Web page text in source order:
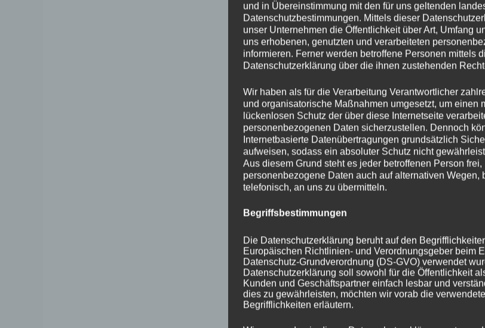
und in Übereinstimmung mit den für uns geltenden
Datenschutzbestimmungen. Mittels dieser
unser Unternehmen die Öffentlichkeit über Art, Umfang
uns erhobenen, genutzten und verarbeiteten
informieren. Ferner werden betroffene Personen mittels
Datenschutzerklärung über die ihnen zustehenden
Wir haben als für die Verarbeitung Verantwortlicher
und organisatorische Maßnahmen umgesetzt, um einen
lückenlosen Schutz der über diese Internetseite
personenbezogenen Daten sicherzustellen. Dennoch
Internetbasierte Datenübertragungen grundsätzlich
aufweisen, sodass ein absoluter Schutz nicht
Aus diesem Grund steht es jeder betroffenen Person frei,
personenbezogene Daten auch auf alternativen Wegen,
telefonisch, an uns zu übermitteln.
Begriffsbestimmungen
Die Datenschutzerklärung beruht auf den
Europäischen Richtlinien- und Verordnungsgeber beim
Datenschutz-Grundverordnung (DS-GVO) verwendet
Datenschutzerklärung soll sowohl für die Öffentlichkeit
Kunden und Geschäftspartner einfach lesbar und
dies zu gewährleisten, möchten wir vorab die
Begrifflichkeiten erläutern.